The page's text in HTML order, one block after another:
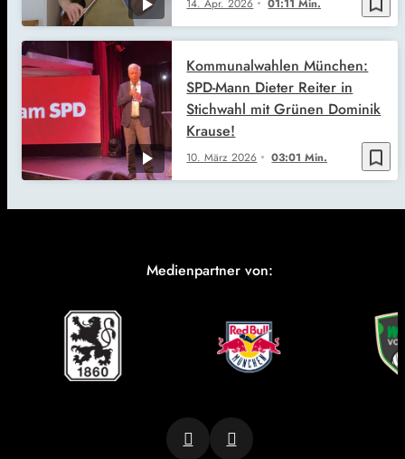
bookmark_border
10. März 2026 03:01 Min.
Kommunalwahlen München:
SPD-Mann Dieter Reiter in
Stichwahl mit Grünen Dominik
Krause!
Medienpartner von: